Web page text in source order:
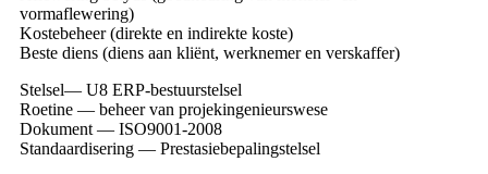
vormaflewering)
Kostebeheer (direkte en indirekte koste)
Beste diens (diens aan kliënt, werknemer en verskaffer)
Stelsel— U8 ERP-bestuurstelsel
Roetine — beheer van projekingenieurswese
Dokument — ISO9001-2008
Standaardisering — Prestasiebepalingstelsel